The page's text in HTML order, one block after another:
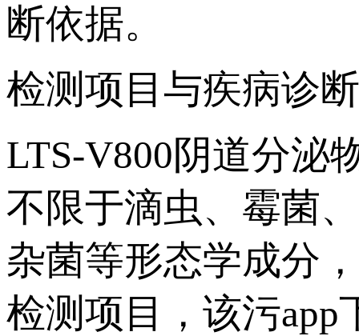
断依据。
检测项目与疾病诊断
LTS-V800阴道分泌
不限于滴虫、霉菌
杂菌等形态学成分
检测项目，该污